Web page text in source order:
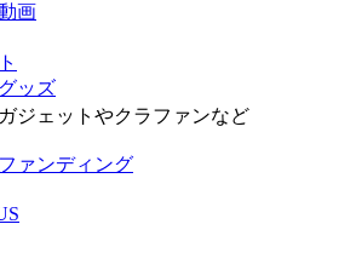
ジェットやクラファンなど
画
ッズ
ァンディング